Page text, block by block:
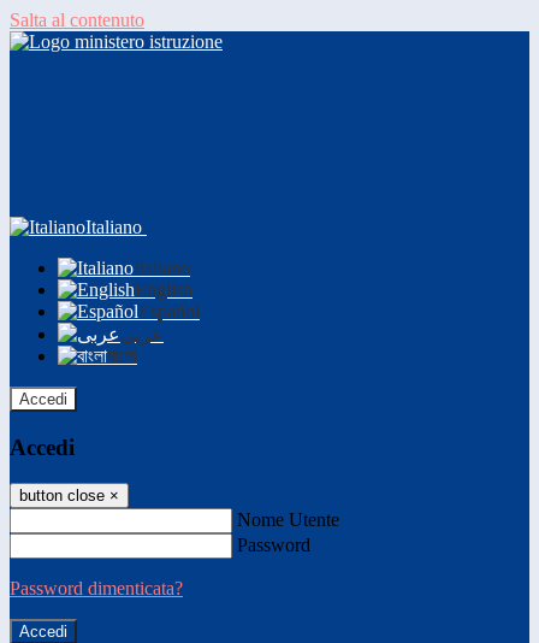
Salta al contenuto
Italiano
Italiano
English
Español
عربى
বাংলা
Accedi
Accedi
button close ×
Nome Utente
Password
Password dimenticata?